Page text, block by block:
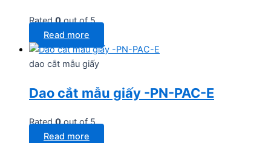
Rated0out of 5
Read more
dao cắt mẫu giấy
Dao cắt mẫu giấy -PN-PAC-E
Rated0out of 5
Read more